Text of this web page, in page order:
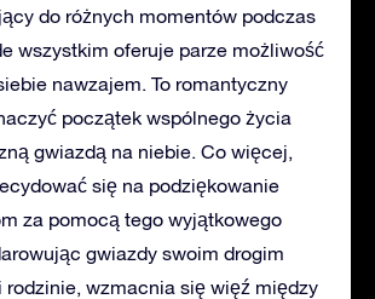
do różnych momentów podczas
wszystkim oferuje parze możliwość
nawzajem. To romantyczny
początek wspólnego życia
gwiazdą na niebie. Co więcej,
się na podziękowanie
za pomocą tego wyjątkowego
gwiazdy swoim drogim
rodzinie, wzmacnia się więź między